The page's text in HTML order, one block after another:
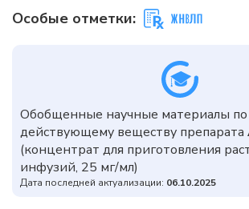
Особые отметки:
Обобщенные научные материалы по
действующему веществу препарата
(концентрат для приготовления
инфузий, 25 мг/мл)
Дата последней актуализации: 06.10.2025